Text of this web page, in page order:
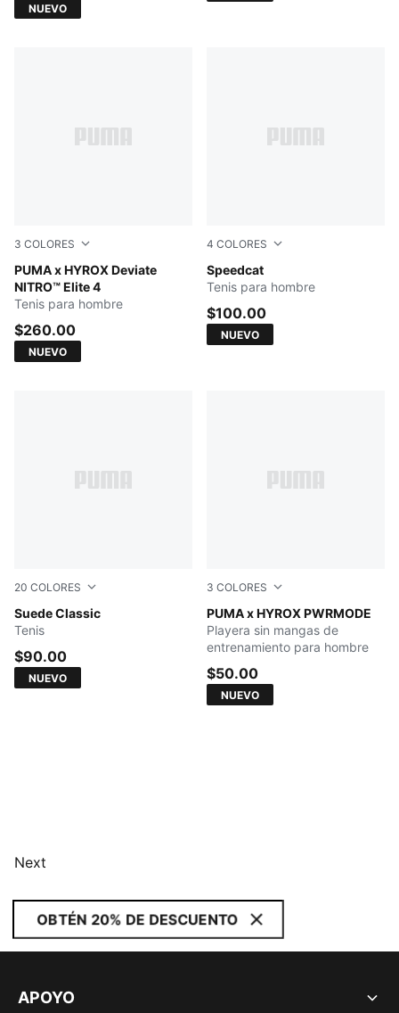
NUEVO
3 COLORES
PUMA x HYROX Deviate
NITRO™ Elite 4
Intense Mint-Light Lavender
Tenis para hombre
$260.00
NUEVO
4 COLORES
Speedcat
Sea Illusion-PUMA Black
Tenis para hombre
$100.00
NUEVO
20 COLORES
Suede Classic
Cayenne Pepper-PUMA White
Tenis
$90.00
NUEVO
3 COLORES
PUMA x HYROX PWRMODE
PUMA BLACK
Playera sin mangas de
entrenamiento para hombre
$50.00
NUEVO
Next
OBTÉN 20% DE DESCUENTO
APOYO